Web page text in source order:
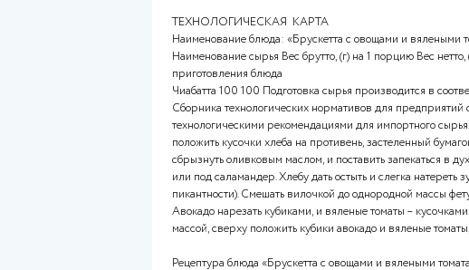
Вопрос1
Решите профессиональную задачу.
Выполните пересчет количества сырья
Рассчитайте, сколько потребуется
овощами и вялеными томатами.
составляет 62 %.
ТЕХНОЛОГИЧЕСКАЯ КАРТА
Наименование блюда: «Брускетта с
Наименование сырья Вес брутто, (г) на 1
приготовления блюда